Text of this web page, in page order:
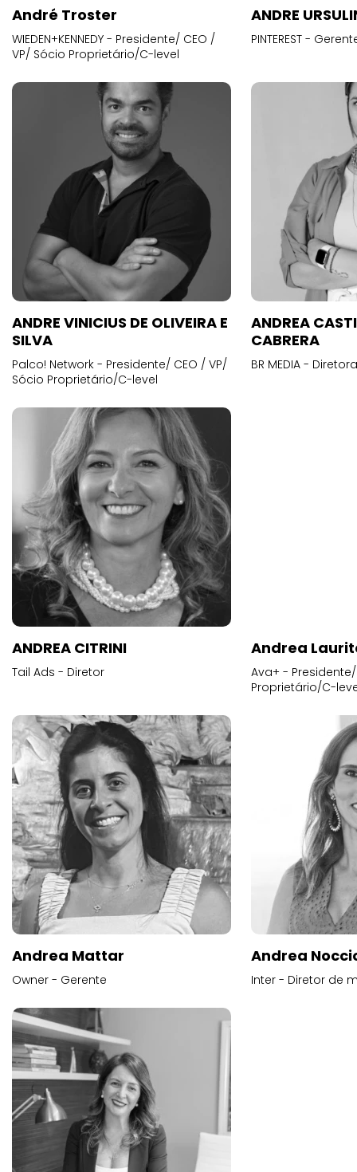
André Troster
WIEDEN+KENNEDY - Presidente/ CEO /
VP/ Sócio Proprietário/C-level
ANDRE
PINTEREST -
ANDRE VINICIUS DE OLIVEIRA E
SILVA
Palco! Network - Presidente/ CEO / VP/
Sócio Proprietário/C-level
ANDREA
CABRERA
BR MEDIA -
ANDREA CITRINI
Tail Ads - Diretor
Andrea
Ava+ -
Proprietário/C-
Andrea Mattar
Owner - Gerente
Andrea
Inter - Diretor de